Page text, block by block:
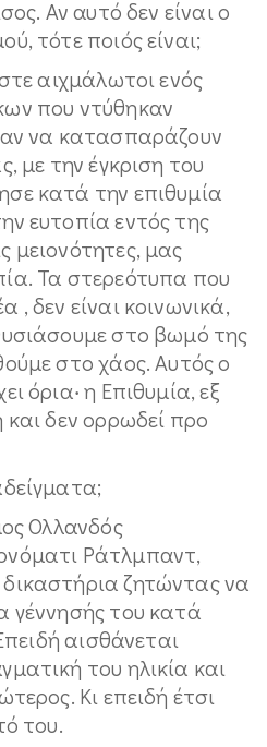
Αν αυτό δεν είναι ο
τότε ποιός είναι;
αιχμάλωτοι ενός
που ντύθηκαν
να κατασπαράζουν
με την έγκριση του
κατά την επιθυμία
ευτοπία εντός της
μειονότητες, μας
Τα στερεότυπα που
, δεν είναι κοινωνικά,
στο βωμό της
στο χάος. Αυτός ο
όρια‧ η Επιθυμία, εξ
και δεν ορρωδεί προ
Ολλανδός
Ράτλμπαντ,
ζητώντας να
γέννησής του κατά
αισθάνεται
του ηλικία και
Κι επειδή έτσι
του.